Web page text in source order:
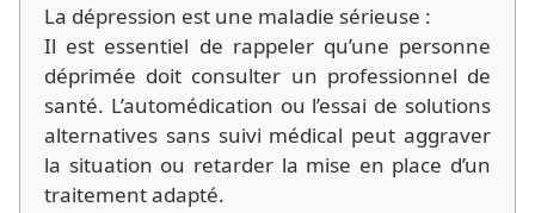
La dépression est une maladie sérieuse :
Il est essentiel de rappeler qu’une personne
déprimée doit consulter un professionnel de
santé. L’automédication ou l’essai de solutions
alternatives sans suivi médical peut aggraver
la situation ou retarder la mise en place d’un
traitement adapté.